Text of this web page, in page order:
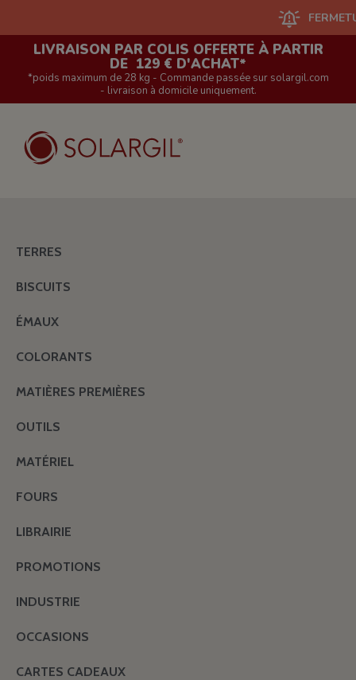
FERMETURE
LIVRAISON PAR COLIS OFFERTE À PARTIR
DE 129 € D'ACHAT*
*poids maximum de 28 kg - Commande passée sur solargil.com
- livraison à domicile uniquement.
TERRES
BISCUITS
ÉMAUX
COLORANTS
MATIÈRES PREMIÈRES
OUTILS
MATÉRIEL
FOURS
LIBRAIRIE
PROMOTIONS
INDUSTRIE
OCCASIONS
CARTES CADEAUX